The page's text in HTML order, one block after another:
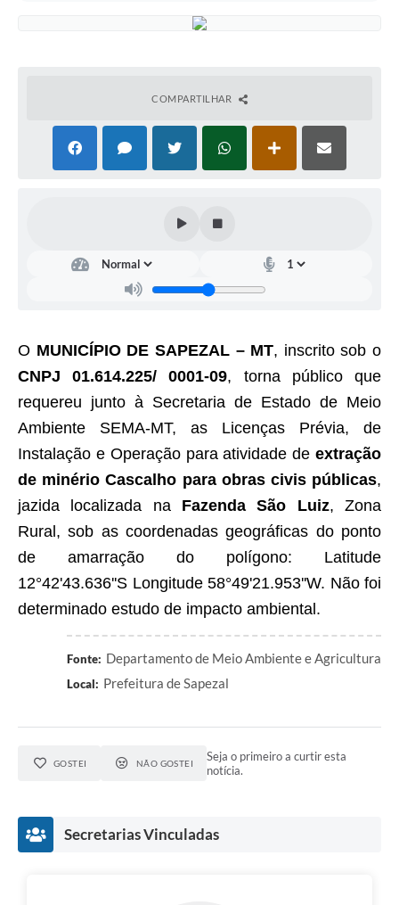
COMPARTILHAR
O MUNICÍPIO DE SAPEZAL – MT, inscrito sob o
CNPJ 01.614.225/ 0001-09, torna público que
requereu junto à Secretaria de Estado de Meio
Ambiente SEMA-MT, as Licenças Prévia, de
Instalação e Operação para atividade de extração
de minério Cascalho para obras civis públicas,
jazida localizada na Fazenda São Luiz, Zona
Rural, sob as coordenadas geográficas do ponto
de amarração do polígono: Latitude
12°42'43.636''S Longitude 58°49'21.953''W. Não foi
determinado estudo de impacto ambiental.
Fonte: Departamento de Meio Ambiente e Agricultura
Local: Prefeitura de Sapezal
GOSTEI NÃO GOSTEI
Seja o primeiro a curtir esta
notícia.
Secretarias Vinculadas